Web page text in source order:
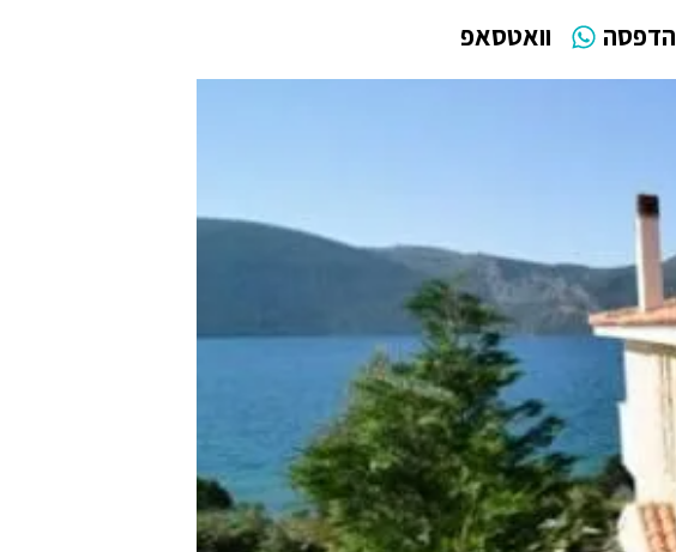
הדפסה וואטסאפ